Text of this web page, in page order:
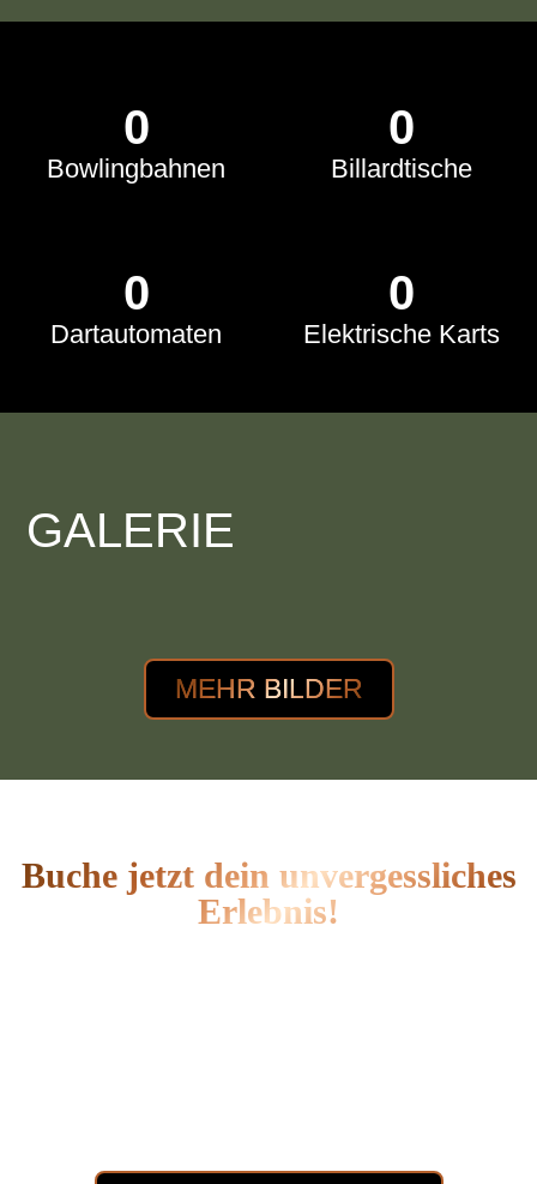
Bowlingbahnen
0
Billardtische
0
Dartautomaten
0
Elektrische Karts
0
GALERIE
MEHR BILDER
Buche jetzt dein unvergessliches
Erlebnis!